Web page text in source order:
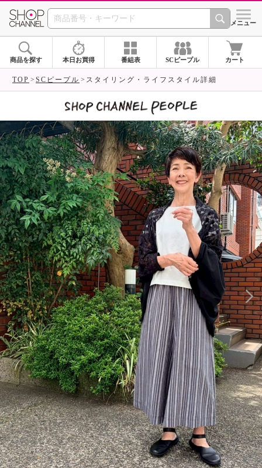
SHOP CHANNEL シメニュー
商品を探す 本日お買得 番組表 SCピープル カート
TOP SCピープル スタイリング・ライフスタイル詳細